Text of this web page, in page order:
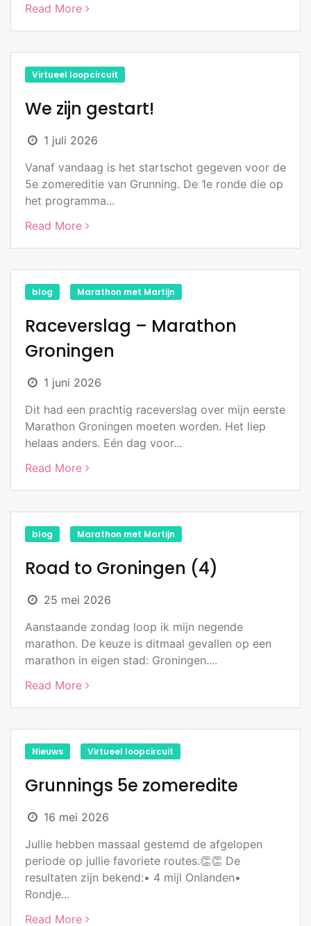
Read More
Virtueel loopcircuit
We zijn gestart!
1 juli 2026
Vanaf vandaag is het startschot gegeven voor de
5e zomereditie van Grunning. De 1e ronde die op
het programma...
Read More
blog Marathon met Martijn
Raceverslag – Marathon
Groningen
1 juni 2026
Dit had een prachtig raceverslag over mijn eerste
Marathon Groningen moeten worden. Het liep
helaas anders. Eén dag voor...
Read More
blog Marathon met Martijn
Road to Groningen (4)
25 mei 2026
Aanstaande zondag loop ik mijn negende
marathon. De keuze is ditmaal gevallen op een
marathon in eigen stad: Groningen....
Read More
Nieuws Virtueel loopcircuit
Grunnings 5e zomeredite
16 mei 2026
Jullie hebben massaal gestemd de afgelopen
periode op jullie favoriete routes.👏👏 De
resultaten zijn bekend:• 4 mijl Onlanden•
Rondje...
Read More